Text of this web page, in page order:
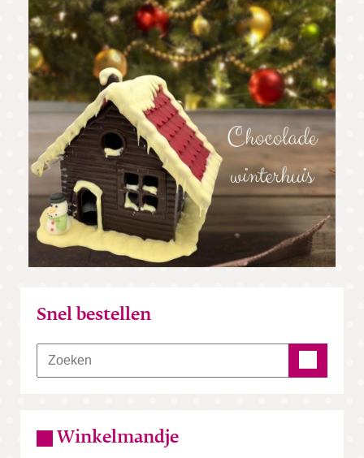
Snel bestellen
Winkelmandje